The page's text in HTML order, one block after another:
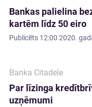
Bankas palielina
kartēm līdz 50 eiro
Publicēts 12:00 2020.
Banka Citadele
Par līzinga
uzņēmumi